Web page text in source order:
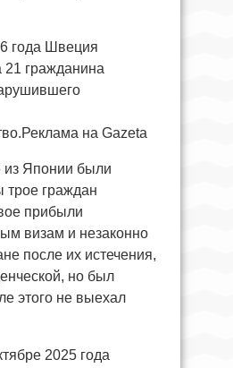
года Швеция
21 гражданина
на Gazeta
из Японии были
трое граждан
прибыли
визам и незаконно
после их истечения,
но был
этого не выехал
2025 года